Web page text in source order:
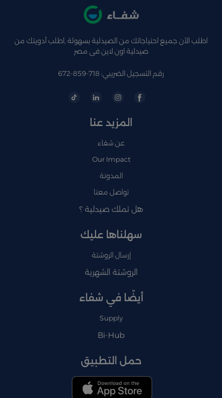
اطلب الآن جميع احتياجاتك من الصيدلية بسهولة ,اطلب أدويتك من
صيدلية اون لاين فى مصر
رقم التسجيل الضريبي: 718-859-672
المزيد عنا
عن شفاء
Our Impact
المدونة
تواصل معنا
هل تملك صيدلية ؟
سهلناها عليك
إرسال الروشتة
الروشتة الشهرية
أيضًا في شفاء
Supply
Bi-Hub
حمل التطبيق